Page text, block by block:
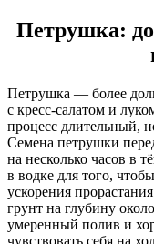
Петрушка:
Петрушка — более
с кресс-салатом и
процесс длительный,
Семена петрушки
на несколько часов в
в водке для того,
ускорения
грунт на глубину
умеренный полив и
чувствовать себя на